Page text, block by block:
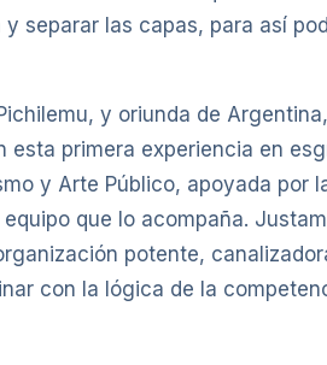
separar las capas, para así
y oriunda de
esta primera experiencia en
y Arte Público, apoyada por
que lo acompaña.
potente,
con la lógica de la